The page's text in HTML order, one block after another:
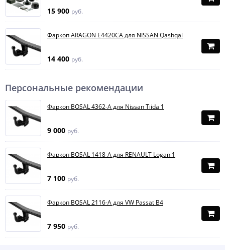
15 900 руб.
Фаркоп ARAGON E4420CA для NISSAN Qashqai
14 400 руб.
Персональные рекомендации
Фаркоп BOSAL 4362-A для Nissan Tiida 1
9 000 руб.
Фаркоп BOSAL 1418-A для RENAULT Logan 1
7 100 руб.
Фаркоп BOSAL 2116-A для VW Passat B4
7 950 руб.